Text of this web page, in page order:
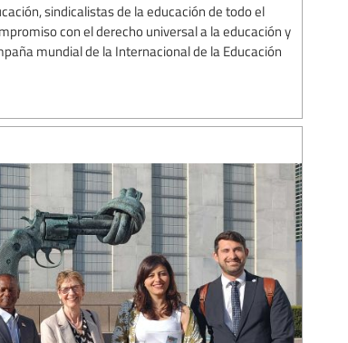
sindicalistas de la educación de todo el
con el derecho universal a la educación y
mundial de la Internacional de la Educación